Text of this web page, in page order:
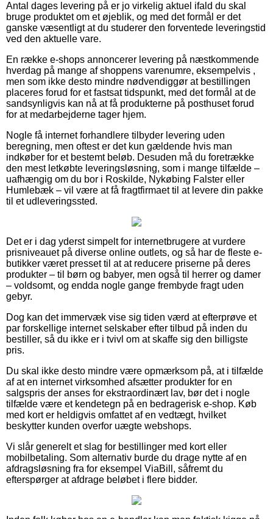
Antal dages levering på er jo virkelig aktuel ifald du skal
bruge produktet om et øjeblik, og med det formål er det
ganske væsentligt at du studerer den forventede leveringstid
ved den aktuelle vare.
En række e-shops annoncerer levering på næstkommende
hverdag på mange af shoppens varenumre, eksempelvis ,
men som ikke desto mindre nødvendiggør at bestillingen
placeres forud for et fastsat tidspunkt, med det formål at de
sandsynligvis kan nå at få produkterne på posthuset forud
for at medarbejderne tager hjem.
Nogle få internet forhandlere tilbyder levering uden
beregning, men oftest er det kun gældende hvis man
indkøber for et bestemt beløb. Desuden må du foretrække
den mest letkøbte leveringsløsning, som i mange tilfælde –
uafhængig om du bor i Roskilde, Nykøbing Falster eller
Humlebæk – vil være at få fragtfirmaet til at levere din pakke
til et udleveringssted.
Det er i dag yderst simpelt for internetbrugere at vurdere
prisniveauet på diverse online outlets, og så har de fleste e-
butikker været presset til at at reducere priserne på deres
produkter – til børn og babyer, men også til herrer og damer
– voldsomt, og endda nogle gange frembyde fragt uden
gebyr.
Dog kan det immervæk vise sig tiden værd at efterprøve et
par forskellige internet selskaber efter tilbud på inden du
bestiller, så du ikke er i tvivl om at skaffe sig den billigste
pris.
Du skal ikke desto mindre være opmærksom på, at i tilfælde
af at en internet virksomhed afsætter produkter for en
salgspris der anses for ekstraordinært lav, bør det i nogle
tilfælde være et kendetegn på en bedragerisk e-shop. Køb
med kort er heldigvis omfattet af en vedtægt, hvilket
beskytter kunden overfor uægte webshops.
Vi slår generelt et slag for bestillinger med kort eller
mobilbetaling. Som alternativ burde du drage nytte af en
afdragsløsning fra for eksempel ViaBill, såfremt du
efterspørger at afdrage beløbet i flere bidder.